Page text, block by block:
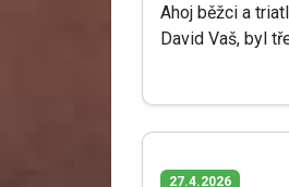
Ahoj běžci a
David Vaš, byl
27.4.2026